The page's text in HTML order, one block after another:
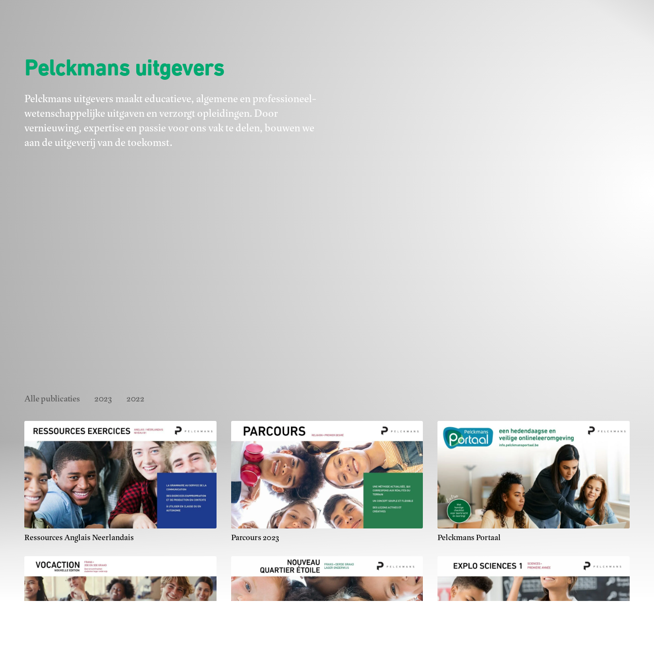
Pelckmans uitgevers
Pelckmans uitgevers maakt educatieve, algemene en professioneel-
wetenschappelijke uitgaven en verzorgt opleidingen. Door
vernieuwing, expertise en passie voor ons vak te delen, bouwen we
aan de uitgeverij van de toekomst.
Alle publicaties 2023 2022
Ressources Anglais Neerlandais Parcours 2023 Pelckmans Portaal